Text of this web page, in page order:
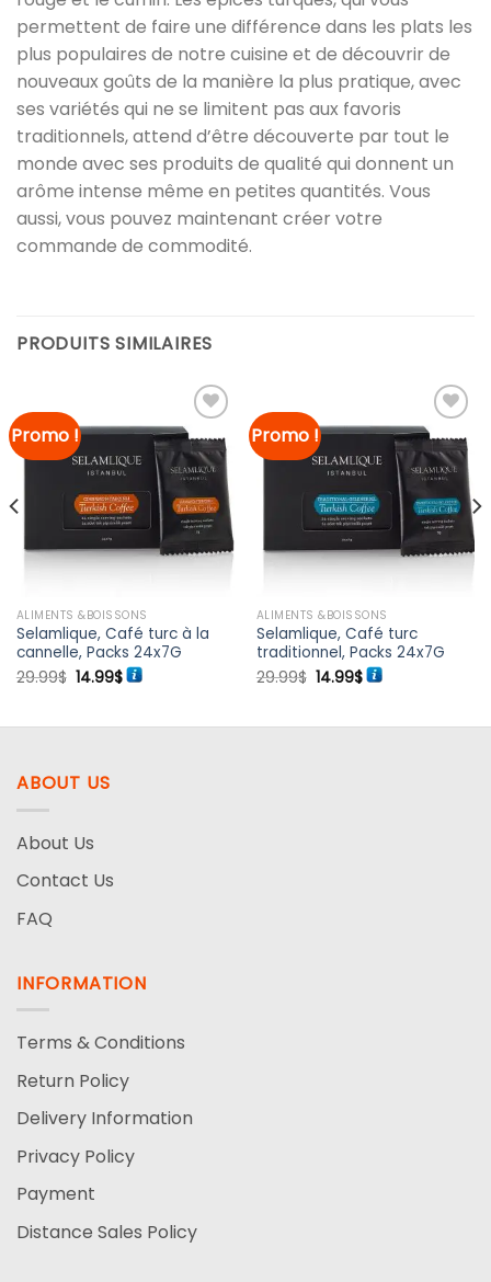
permettent de faire une différence dans les plats les
plus populaires de notre cuisine et de découvrir de
nouveaux goûts de la manière la plus pratique, avec
ses variétés qui ne se limitent pas aux favoris
traditionnels, attend d’être découverte par tout le
monde avec ses produits de qualité qui donnent un
arôme intense même en petites quantités. Vous
aussi, vous pouvez maintenant créer votre
commande de commodité.
PRODUITS SIMILAIRES
Promo !
Ajouter à
de
souhaits
ALIMENTS &BOISSONS
Selamlique, Café turc à la
cannelle, Packs 24x7G
29.99$ Le
prix
29.99$.
14.99$Le
prix
14.99$.
Promo !
Ajouter à
de
souhaits
ALIMENTS &BOISSONS
Selamlique, Café turc
traditionnel, Packs 24x7G
29.99$ Le
prix
29.99$.
14.99$Le
prix
14.99$.
ABOUT US
About Us
Contact Us
FAQ
INFORMATION
Terms & Conditions
Return Policy
Delivery Information
Privacy Policy
Payment
Distance Sales Policy